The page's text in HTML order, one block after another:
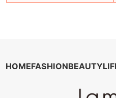
HOMEFASHIONBEAUTY